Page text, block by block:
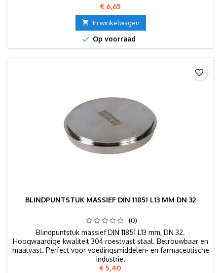
Prijs
€ 6,65
 In winkelwagen
 Op voorraad
BLINDPUNTSTUK MASSIEF DIN 11851 L13 MM DN 32
(0)
Blindpuntstuk massief DIN 11851 L13 mm, DN 32.
Hoogwaardige kwaliteit 304 roestvast staal. Betrouwbaar en
maatvast. Perfect voor voedingsmiddelen- en farmaceutische
industrie.
Prijs
€ 5,40
favorite_border